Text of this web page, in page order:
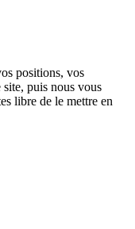
positions, vos
puis nous vous
libre de le mettre en